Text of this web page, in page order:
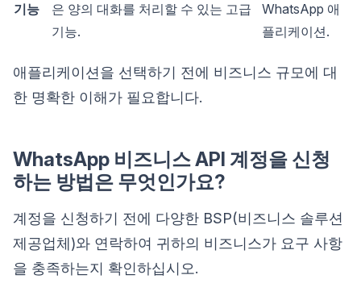
기능
은 양의 대화를 처리할 수 있는 고급
기능.
WhatsApp 애
플리케이션.
애플리케이션을 선택하기 전에 비즈니스 규모에 대
한 명확한 이해가 필요합니다.
WhatsApp 비즈니스 API 계정을 신청
하는 방법은 무엇인가요?
계정을 신청하기 전에 다양한 BSP(비즈니스 솔루션
제공업체)와 연락하여 귀하의 비즈니스가 요구 사항
을 충족하는지 확인하십시오.